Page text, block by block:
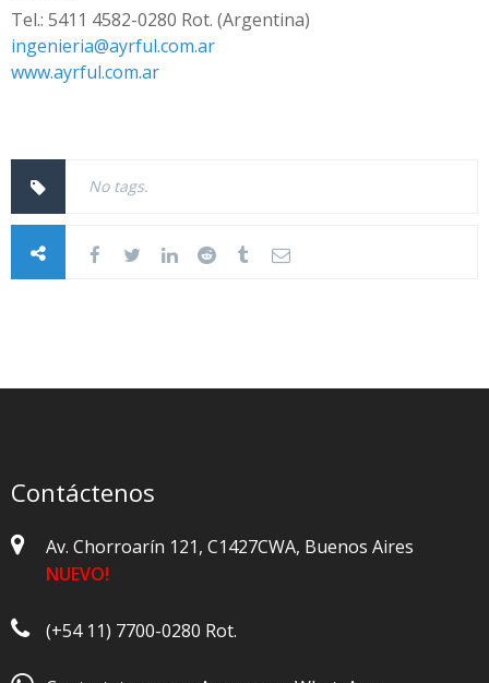
Tel.: 5411 4582-0280 Rot. (Argentina)
ingenieria@ayrful.com.ar
www.ayrful.com.ar
No tags.
Contáctenos
Av. Chorroarín 121, C1427CWA, Buenos Aires
NUEVO!
(+54 11) 7700-0280 Rot.